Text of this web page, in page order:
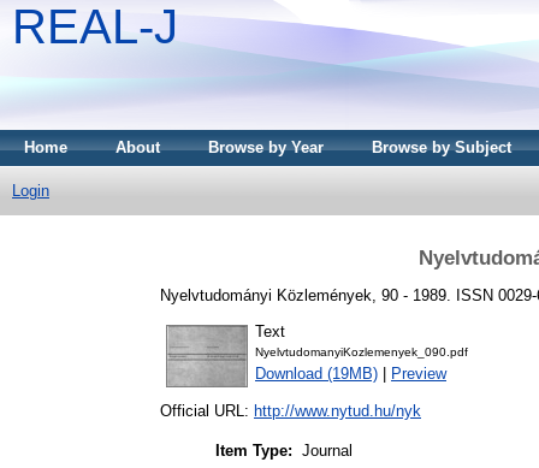
REAL-J
Home About Browse by Year Browse by Subject
Login
Nyelvtudományi Közlemények, 90 - 1989. ISSN 0029-
Text
NyelvtudomanyiKozlemenyek_090.pdf
Download (19MB) Preview
Official URL: http://www.nytud.hu/nyk
Item Type: Journal